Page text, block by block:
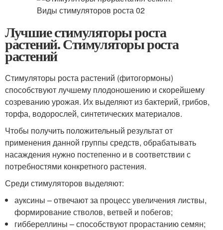
Лучшие стимуляторы роста
растений. Стимуляторы роста
растений
Стимуляторы роста растений (фитогормоны)
способствуют лучшему плодоношению и скорейшему
созреванию урожая. Их выделяют из бактерий, грибов,
торфа, водорослей, синтетических материалов.
Чтобы получить положительный результат от
применения данной группы средств, обрабатывать
насаждения нужно постепенно и в соответствии с
потребностями конкретного растения.
Среди стимуляторов выделяют:
ауксины – отвечают за процесс увеличения листвы,
формирование стволов, ветвей и побегов;
гиббереллины – способствуют прорастанию семян;